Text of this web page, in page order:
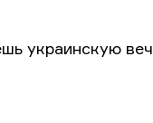
украинскую